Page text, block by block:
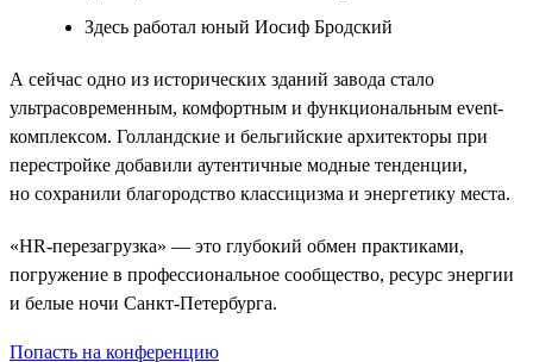
Здесь работал юный Иосиф Бродский
А сейчас одно из исторических зданий завода стало
ультрасовременным, комфортным и функциональным event-
комплексом. Голландские и бельгийские архитекторы при
перестройке добавили аутентичные модные тенденции,
но сохранили благородство классицизма и энергетику места.
«HR-перезагрузка» — это глубокий обмен практиками,
погружение в профессиональное сообщество, ресурс энергии
и белые ночи Санкт-Петербурга.
Попасть на конференцию